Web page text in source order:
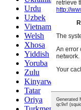
Urdu
Uzbek
Vietnamese
Welsh
Xhosa
Yiddish
Yoruba
Zulu
Kinyarwanda
Tatar
Oriya